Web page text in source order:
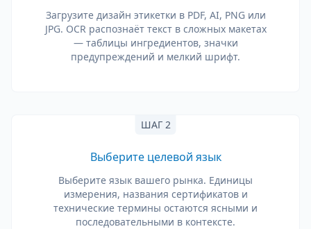
Загрузите дизайн этикетки в PDF, AI, PNG или
JPG. OCR распознаёт текст в сложных макетах
— таблицы ингредиентов, значки
предупреждений и мелкий шрифт.
ШАГ 2
Выберите целевой язык
Выберите язык вашего рынка. Единицы
измерения, названия сертификатов и
технические термины остаются ясными и
последовательными в контексте.